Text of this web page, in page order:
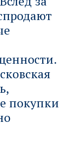
покупки